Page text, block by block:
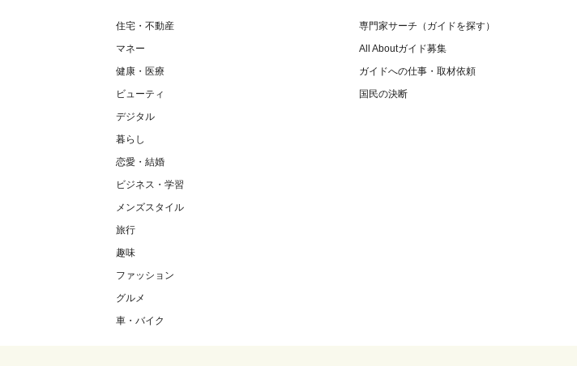
住宅・不動産
マネー
健康・医療
ビューティ
デジタル
暮らし
恋愛・結婚
ビジネス・学習
メンズスタイル
旅行
趣味
ファッション
グルメ
車・バイク
専門家サーチ（ガイドを探す）
All Aboutガイド募集
ガイドへの仕事・取材依頼
国民の決断